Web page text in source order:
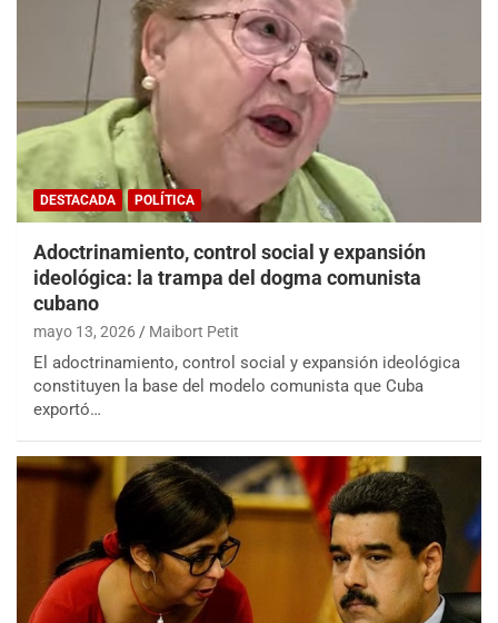
DESTACADA POLÍTICA
Adoctrinamiento, control social y expansión
ideológica: la trampa del dogma comunista
cubano
mayo 13, 2026 Maibort Petit
El adoctrinamiento, control social y expansión ideológica
constituyen la base del modelo comunista que Cuba
exportó…